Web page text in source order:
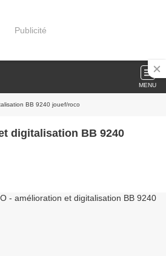
Publicité
MENU
BB 9240 jouef/roco
digitalisation BB 9240